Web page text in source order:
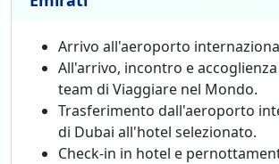
Arrivo all'aeroporto
All'arrivo, incontro e
team di Viaggiare nel Mondo.
Trasferimento dall'aeroporto
di Dubai all'hotel selezionato.
Check-in in hotel e